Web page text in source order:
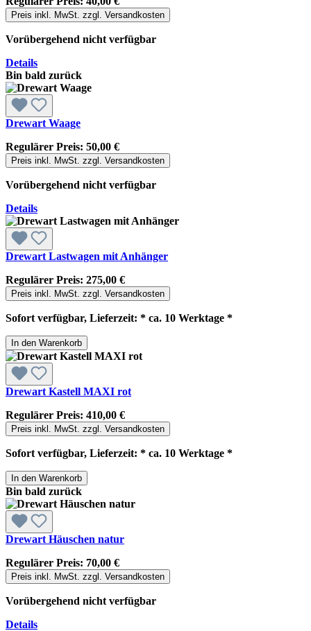
Preis inkl. MwSt. zzgl. Versandkosten
Vorübergehend nicht verfügbar
Details
Bin bald zurück
Drewart Waage
Regulärer Preis: 50,00 €
Preis inkl. MwSt. zzgl. Versandkosten
Vorübergehend nicht verfügbar
Details
Drewart Lastwagen mit Anhänger
Regulärer Preis: 275,00 €
Preis inkl. MwSt. zzgl. Versandkosten
Sofort verfügbar, Lieferzeit: * ca. 10 Werktage *
In den Warenkorb
Drewart Kastell MAXI rot
Regulärer Preis: 410,00 €
Preis inkl. MwSt. zzgl. Versandkosten
Sofort verfügbar, Lieferzeit: * ca. 10 Werktage *
In den Warenkorb
Bin bald zurück
Drewart Häuschen natur
Regulärer Preis: 70,00 €
Preis inkl. MwSt. zzgl. Versandkosten
Vorübergehend nicht verfügbar
Details